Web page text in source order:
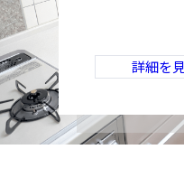
詳細を